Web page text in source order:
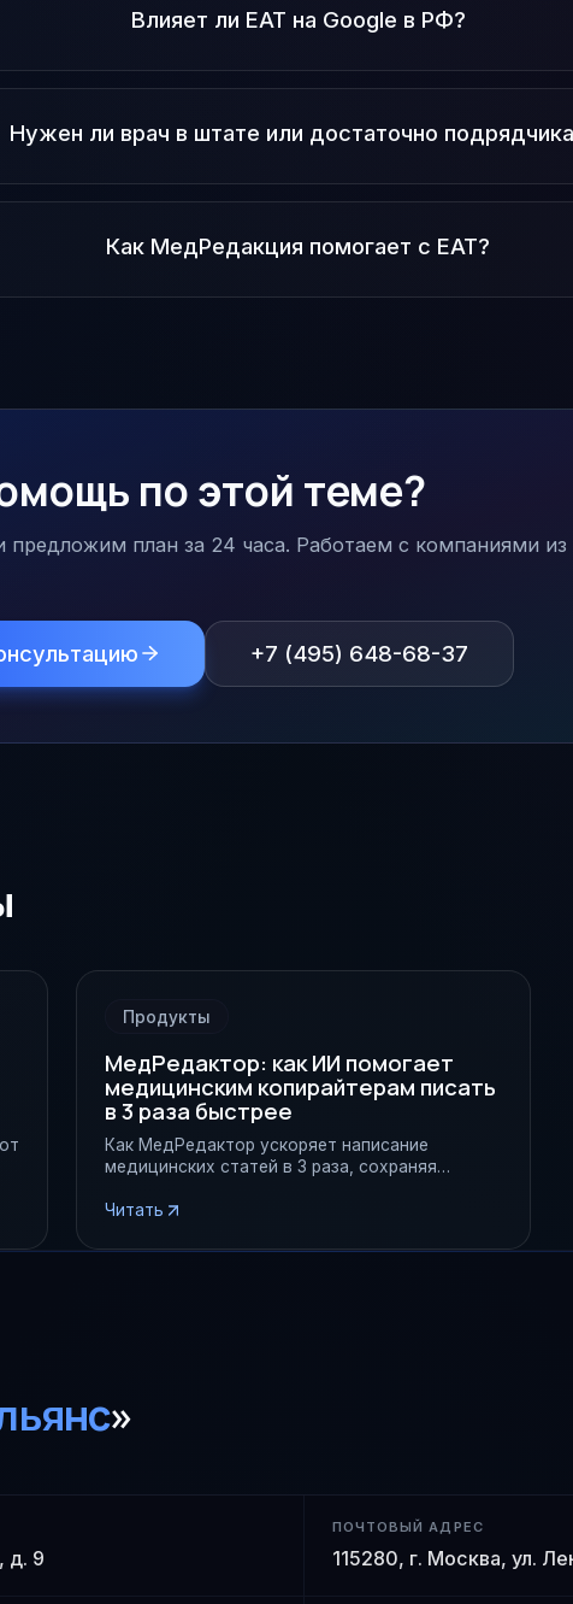
Влияет ли EAT на Google в РФ?
Нужен ли врач в штате или достаточно
Как МедРедакция помогает с EAT?
по этой теме?
предложим план за 24 часа. Работаем с компаниями
+7 (495) 648-68-37
Продукты
МедРедактор: как ИИ помогает
медицинским копирайтерам писать
в 3 раза быстрее
Как МедРедактор ускоряет написание
медицинских статей в 3 раза, сохраняя
Минздрава.
Читать
»
д. 9
ПОЧТОВЫЙ АДРЕС
115280, г. Москва, ул.